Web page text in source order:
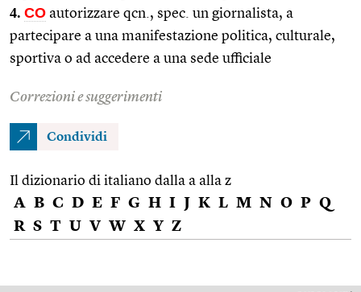
4. CO autorizzare qcn., spec. un giornalista, a
partecipare a una manifestazione politica, culturale,
sportiva o ad accedere a una sede ufficiale
Correzioni e suggerimenti
Condividi
Il dizionario di italiano dalla a alla z
A B C D E F G H I J K L M N O P Q
R S T U V W X Y Z